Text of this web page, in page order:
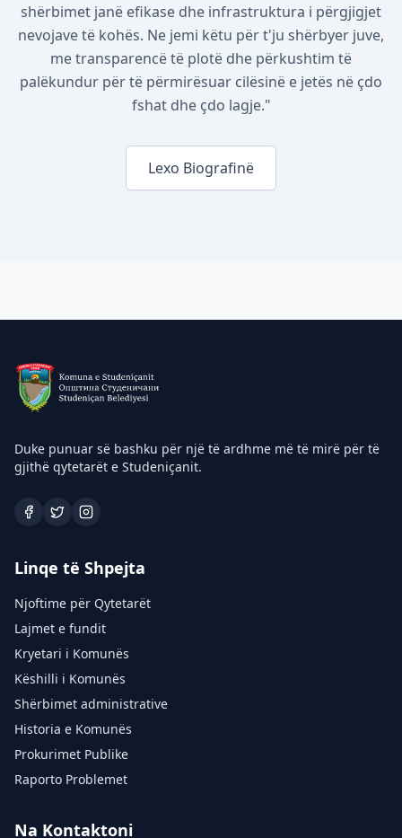
shërbimet janë efikase dhe infrastruktura i përgjigjet
nevojave të kohës. Ne jemi këtu për t'ju shërbyer juve,
me transparencë të plotë dhe përkushtim të
palëkundur për të përmirësuar cilësinë e jetës në çdo
fshat dhe çdo lagje."
Lexo Biografinë
Duke punuar së bashku për një të ardhme më të mirë për të
gjithë qytetarët e Studeniçanit.
Linqe të Shpejta
Njoftime për Qytetarët
Lajmet e fundit
Kryetari i Komunës
Këshilli i Komunës
Shërbimet administrative
Historia e Komunës
Prokurimet Publike
Raporto Problemet
Na Kontaktoni